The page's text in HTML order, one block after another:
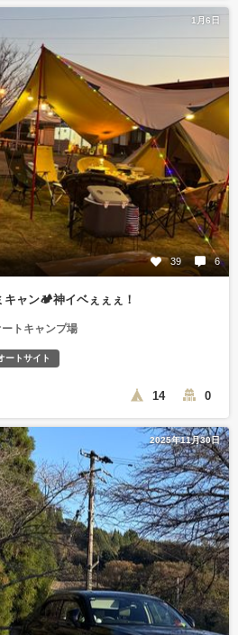
1月6日
39 6
キャン🏕神イベぇぇぇ！
トキャンプ場
ートサイト
14 0
2025年11月30日